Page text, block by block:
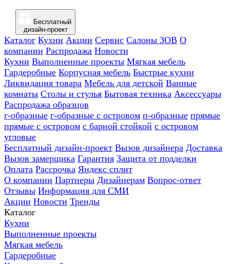
Бесплатный
дизайн-проект
Каталог Кухни Акции Сервис Салоны ЗОВ О
компании Распродажа Новости
Кухни Выполненные проекты Мягкая мебель
Гардеробные Корпусная мебель Быстрые кухни
Ликвидация товара Мебель для детской Ванные
комнаты Столы и стулья Бытовая техника Аксессуары
Распродажа образцов
г-образные г-образные с островом п-образные прямые
прямые с островом с барной стойкой с островом
угловые
Бесплатный дизайн-проект Вызов дизайнера Доставка
Вызов замерщика Гарантия Защита от подделки
Оплата Рассрочка Яндекс сплит
О компании Партнеры Дизайнерам Вопрос-ответ
Отзывы Информация для СМИ
Акции Новости Тренды
Каталог
Кухни
Выполненные проекты
Мягкая мебель
Гардеробные